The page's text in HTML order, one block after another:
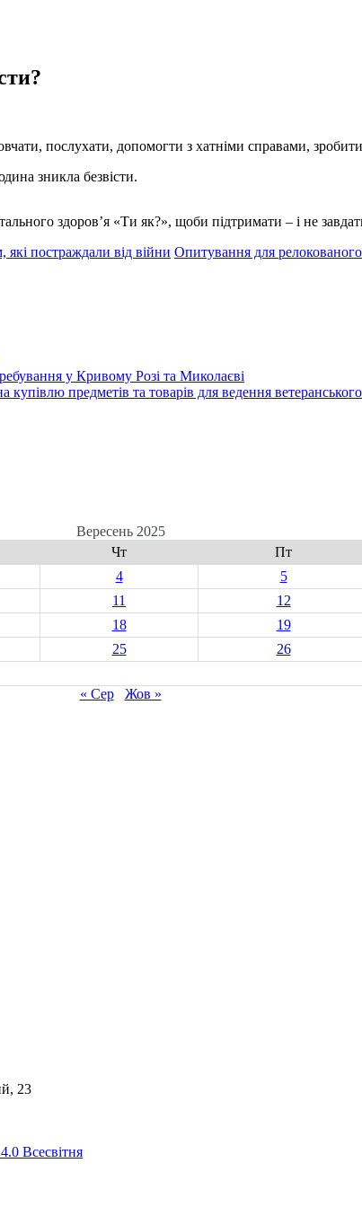
послухати, допомогти з хатніми справами, зробити
зникла безвісти.
здоров’я «Ти як?», щоби підтримати – і не
постраждали від війни Опитування для
у Кривому Розі та Миколаєві
предметів та товарів для ведення ветеранського
Вересень 2025
Чт Пт
4 5
11 12
18 19
25 26
« Сер
Жов »
23
Всесвітня